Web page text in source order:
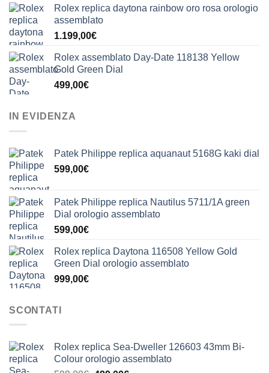
Rolex replica daytona rainbow oro rosa orologio
assemblato
1.199,00€
Rolex assemblato Day-Date 118138 Yellow
Gold Green Dial
499,00€
IN EVIDENZA
Patek Philippe replica aquanaut 5168G kaki dial
599,00€
Patek Philippe replica Nautilus 5711/1A green
Dial orologio assemblato
599,00€
Rolex replica Daytona 116508 Yellow Gold
Green Dial orologio assemblato
999,00€
SCONTATI
Rolex replica Sea-Dweller 126603 43mm Bi-
Colour orologio assemblato